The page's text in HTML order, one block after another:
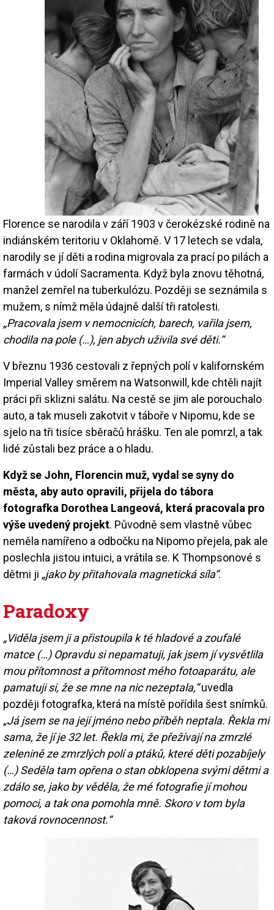
Florence se narodila v září 1903 v čerokézské rodině na
indiánském teritoriu v Oklahomě. V 17 letech se vdala,
narodily se jí děti a rodina migrovala za prací po pilách a
farmách v údolí Sacramenta. Když byla znovu těhotná,
manžel zemřel na tuberkulózu. Později se seznámila s
mužem, s nímž měla údajně další tři ratolesti.
„Pracovala jsem v nemocnicích, barech, vařila jsem,
chodila na pole (…), jen abych uživila své děti.“
V březnu 1936 cestovali z řepných polí v kalifornském
Imperial Valley směrem na Watsonwill, kde chtěli najít
práci při sklizni salátu. Na cestě se jim ale porouchalo
auto, a tak museli zakotvit v táboře v Nipomu, kde se
sjelo na tři tisíce sběračů hrášku. Ten ale pomrzl, a tak
lidé zůstali bez práce a o hladu.
Když se John, Florencin muž, vydal se syny do
města, aby auto opravili, přijela do tábora
fotografka Dorothea Langeová, která pracovala pro
výše uvedený projekt. Původně sem vlastně vůbec
neměla namířeno a odbočku na Nipomo přejela, pak ale
poslechla jistou intuici, a vrátila se. K Thompsonové s
dětmi ji „jako by přitahovala magnetická síla“.
Paradoxy
„Viděla jsem ji a přistoupila k té hladové a zoufalé
matce (…) Opravdu si nepamatuji, jak jsem jí vysvětlila
mou přítomnost a přítomnost mého fotoaparátu, ale
pamatuji si, že se mne na nic nezeptala,“uvedla
později fotografka, která na místě pořídila šest snímků.
„Já jsem se na její jméno nebo příběh neptala. Řekla mi
sama, že jí je 32 let. Řekla mi, že přežívají na zmrzlé
zelenině ze zmrzlých polí a ptáků, které děti pozabíjely
(…) Seděla tam opřena o stan obklopena svými dětmi a
zdálo se, jako by věděla, že mé fotografie jí mohou
pomoci, a tak ona pomohla mně. Skoro v tom byla
taková rovnocennost.“